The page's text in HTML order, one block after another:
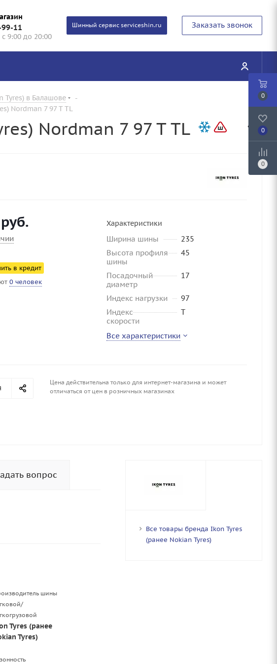
11
9:00 до 20:00
Шинный сервис serviceshin.ru Заказать звонок
Tyres) в Балашове
-
Nordman 7 97 T TL
Nordman 7 97 T TL
руб.
в кредит
0 человек
Характеристики
Ширина шины
235
Высота профиля
шины
45
Посадочный
диаметр
17
Индекс нагрузки
97
Индекс
скорости
T
Все характеристики
Цена действительна только для интернет-магазина и может
отличаться от цен в розничных магазинах
вопрос
шины
Tyres (ранее
Tyres)
Все товары бренда Ikon Tyres
(ранее Nokian Tyres)
0
0
0